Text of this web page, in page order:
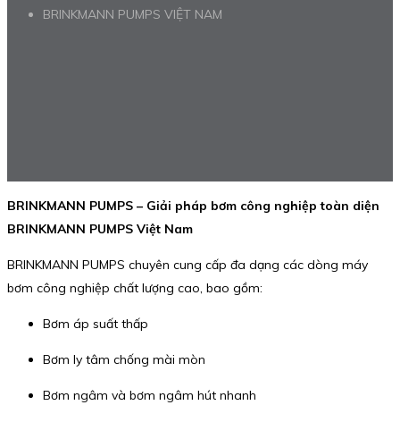
BRINKMANN PUMPS VIỆT NAM
BRINKMANN PUMPS – Giải pháp bơm công nghiệp toàn diện
BRINKMANN PUMPS Việt Nam
BRINKMANN PUMPS chuyên cung cấp đa dạng các dòng máy
bơm công nghiệp chất lượng cao, bao gồm:
Bơm áp suất thấp
Bơm ly tâm chống mài mòn
Bơm ngâm và bơm ngâm hút nhanh